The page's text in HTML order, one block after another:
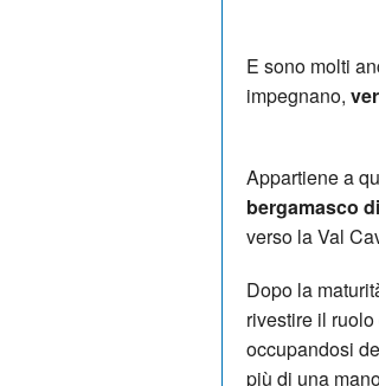
E sono molti
impegnano,
Appartiene a
bergamasco
verso la Val
Dopo la
rivestire il ruolo
occupandosi
più di una